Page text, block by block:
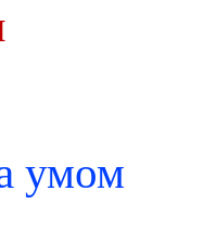
умом